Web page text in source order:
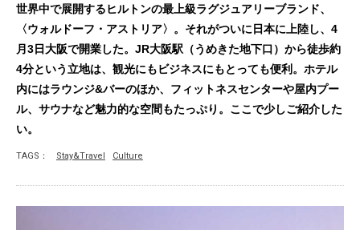
世界中で展開するヒルトンの最上級ラグジュアリーブランド、
〈ウォルドーフ・アストリア〉。それがついに日本に上陸し、4
月3日大阪で開業した。JR大阪駅（うめきた地下口）から徒歩約
4分という立地は、観光にもビジネスにもとっても便利。ホテル
内にはラウンジ&バーのほか、フィットネスセンターや屋内プー
ル、サウナなど魅力的な空間もたっぷり。ここで少しご紹介した
い。
TAGS： Stay&Travel Culture